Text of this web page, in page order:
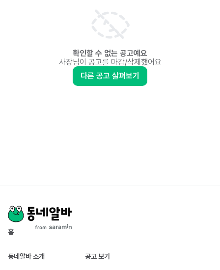
확인할 수 없는 공고예요
사장님이 공고를 마감/삭제했어요
다른 공고 살펴보기
홈
동네알바 소개 공고 보기